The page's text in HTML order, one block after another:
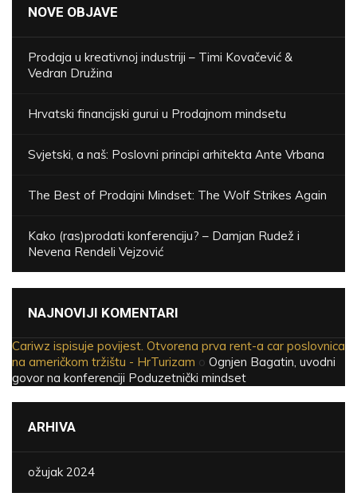
NOVE OBJAVE
Prodaja u kreativnoj industriji – Timi Kovačević &
Vedran Družina
Hrvatski financijski gurui u Prodajnom mindsetu
Svjetski, a naš: Poslovni principi arhitekta Ante Vrbana
The Best of Prodajni Mindset: The Wolf Strikes Again
Kako (ras)prodati konferenciju? – Damjan Rudež i
Nevena Rendeli Vejzović
NAJNOVIJI KOMENTARI
Cariwz ispisuje povijest. Otvorena prva rent-a car poslovnica
na američkom tržištu - HrTurizam o Ognjen Bagatin, uvodni
govor na konferenciji Poduzetnički mindset
ARHIVA
ožujak 2024